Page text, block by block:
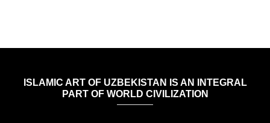
ISLAMIC ART OF UZBEKISTAN IS AN INTEGRAL
PART OF WORLD CIVILIZATION